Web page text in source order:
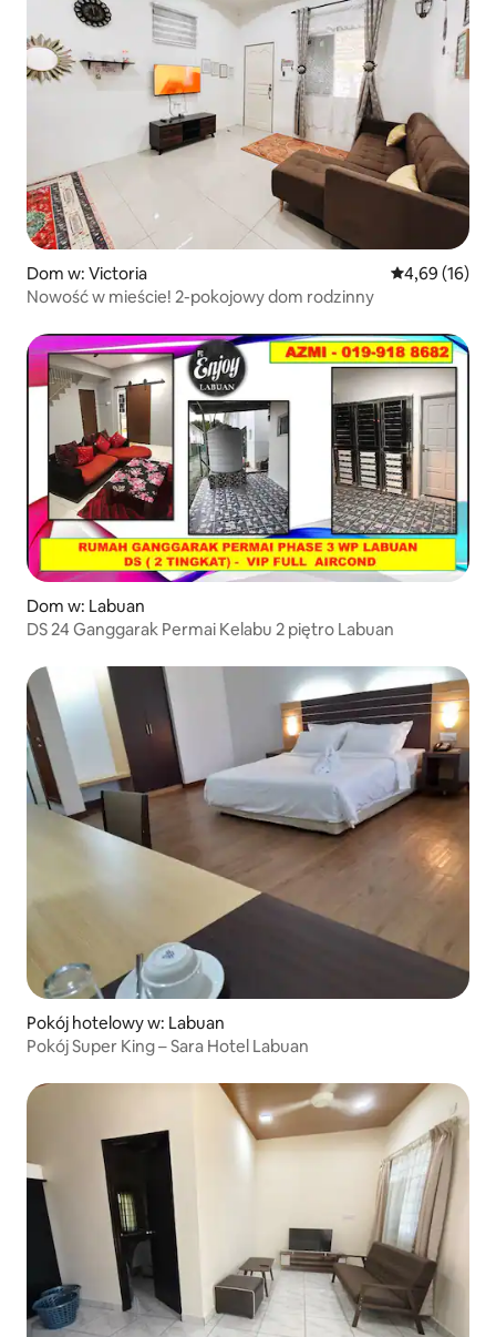
Dom w: Victoria Średnia
4,69 (16)
Nowość w mieście! 2-pokojowy dom rodzinny
Dom w: Labuan
DS 24 Ganggarak Permai Kelabu 2 piętro Labuan
Pokój hotelowy w: Labuan
Pokój Super King – Sara Hotel Labuan